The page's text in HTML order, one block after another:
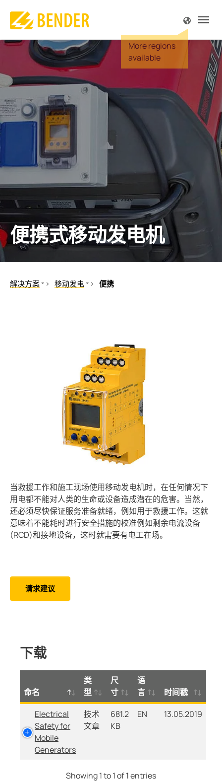
品介绍
视
障定位
监视继电器
制面板
和IPS
决方案
设备工程
解
概述
驱动
食品
汽车
起
机械
程、门诊手术
解
概述
手术
显示
主配
安全
解
概述
陆上
海上
水下
源
解
概述
太阳
风能
热电
网
解
概述
电站
变电
维护
解
概述
便携
内置
港口
解
概述
船舶
港口
解
概述
车辆
信号/
大楼
解
概述
在车
充电
充电
解
概述
供电
服务
空调
控制
解
概述
露天
深度
冶炼
业技术
范
献
会
专
概述
火灾
专
概述
IT系
TN-
高
离线
务与支持
持
服
概述
故障
司简介
们
公
概述
理念
历史
任
合作伙伴
系方式
中国
全球
便携式移动发电机
解决方案
移动发电
便携
当救援工作和施工现场使用移动发电机时，在任何情况下
用电都不能对人类的生命或设备造成潜在的危害。当然，
还必须尽快保证服务准备就绪，例如用于救援工作。这就
意味着不能耗时进行安全措施的校准例如剩余电流设备
(RCD)和接地设备，这时就需要有电工在场。
请求建议
下载
命名
类
型
尺
寸
语
言
时间戳
Electrical
Safety for
Mobile
Generators
技术
文章
681.2
KB
EN 13.05.2019
Showing 1 to 1 of 1 entries